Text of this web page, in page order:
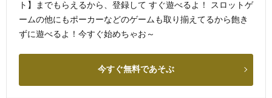
ト】までもらえるから、登録して すぐ遊べるよ！ スロットゲ
ームの他にもポーカーなどのゲームも取り揃えてるから飽き
ずに遊べるよ！今すぐ始めちゃお～
今すぐ無料であそぶ